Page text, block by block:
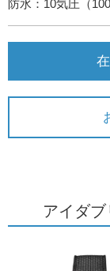
防水：10気圧（
アイダ